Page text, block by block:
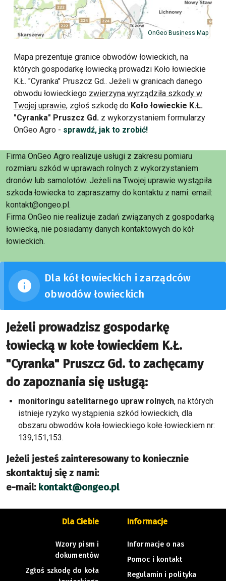
OnGeo Business Map
Mapa prezentuje granice obwodów łowieckich, na
których gospodarkę łowiecką prowadzi Koło łowieckie
K.Ł. "Cyranka" Pruszcz Gd.. Jeżeli w granicach danego
obwodu łowieckiego zwierzyna wyrządziła szkody w
Twojej uprawie, zgłoś szkodę do Koło łowieckie K.Ł.
"Cyranka" Pruszcz Gd.z wykorzystaniem formularzy
OnGeo Agro - sprawdź, jak to zrobić!
Firma OnGeo Agro realizuje usługi z zakresu pomiaru
rozmiaru szkód w uprawach rolnych z wykorzystaniem
dronów lub samolotów. Jeżeli na Twojej uprawie wystąpiła
szkoda łowiecka to zapraszamy do kontaktu z nami: email:
kontakt@ongeo.pl.
Firma OnGeo nie realizuje zadań związanych z gospodarką
łowiecką, nie posiadamy danych kontaktowych do kół
łowieckich.
Dla kół łowieckich i zarządców
obwodów łowieckich
Jeżeli prowadzisz gospodarkę
łowiecką w kołe łowieckiem K.Ł.
"Cyranka" Pruszcz Gd. to zachęcamy
do zapoznania się usługą:
monitoringu satelitarnego upraw rolnych, na których
istnieje ryzyko wystąpienia szkód łowieckich, dla
obszaru obwodów koła łowieckiego kołe łowieckiem nr:
139,151,153.
Jeżeli jesteś zainteresowany to koniecznie
skontaktuj się z nami:
e-mail: kontakt@ongeo.pl
Dla Ciebie
Wzory pism i
dokumentów
Zgłoś szkodę do koła
Informacje
Informacje o nas
Pomoc i kontakt
Regulamin i polityka